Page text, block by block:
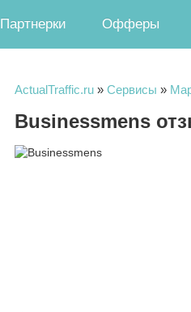
Партнерки Офферы
ActualTraffic.ru » Сервисы »
Businessmens